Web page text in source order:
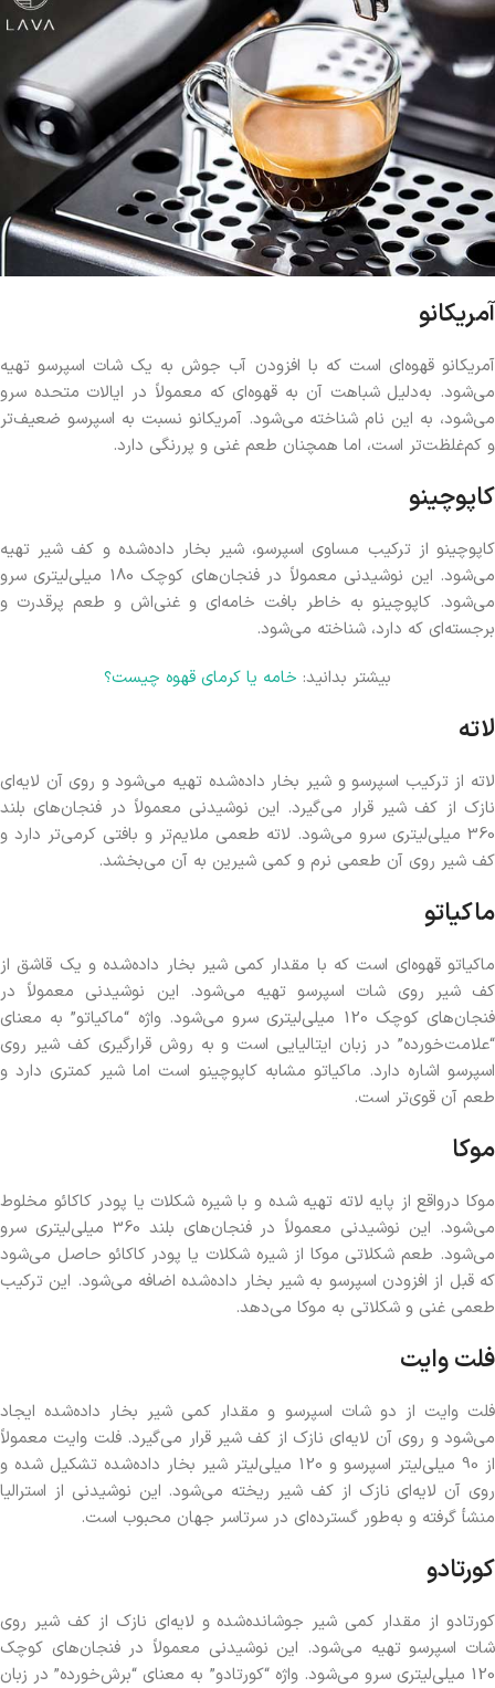
آمریکانو
آمریکانو قهوه‌ای است که با افزودن آب جوش به یک شات اسپرسو تهیه
می‌شود. به‌دلیل شباهت آن به قهوه‌ای که معمولاً در ایالات متحده سرو
می‌شود، به این نام شناخته می‌شود. آمریکانو نسبت به اسپرسو ضعیف‌تر
و کم‌غلظت‌تر است، اما همچنان طعم غنی و پررنگی دارد.
کاپوچینو
کاپوچینو از ترکیب مساوی اسپرسو، شیر بخار داده‌شده و کف شیر تهیه
می‌شود. این نوشیدنی معمولاً در فنجان‌های کوچک 180 میلی‌لیتری سرو
می‌شود. کاپوچینو به خاطر بافت خامه‌ای و غنی‌اش و طعم پرقدرت و
برجسته‌ای که دارد، شناخته می‌شود.
بیشتر بدانید: خامه یا کرمای قهوه چیست؟
لاته
لاته از ترکیب اسپرسو و شیر بخار داده‌شده تهیه می‌شود و روی آن لایه‌ای
نازک از کف شیر قرار می‌گیرد. این نوشیدنی معمولاً در فنجان‌های بلند
360 میلی‌لیتری سرو می‌شود. لاته طعمی ملایم‌تر و بافتی کرمی‌تر دارد و
کف شیر روی آن طعمی نرم و کمی شیرین به آن می‌بخشد.
ماکیاتو
ماکیاتو قهوه‌ای است که با مقدار کمی شیر بخار داده‌شده و یک قاشق از
کف شیر روی شات اسپرسو تهیه می‌شود. این نوشیدنی معمولاً در
فنجان‌های کوچک 120 میلی‌لیتری سرو می‌شود. واژه “ماکیاتو” به معنای
“علامت‌خورده” در زبان ایتالیایی است و به روش قرارگیری کف شیر روی
اسپرسو اشاره دارد. ماکیاتو مشابه کاپوچینو است اما شیر کمتری دارد و
طعم آن قوی‌تر است.
موکا
موکا درواقع از پایه لاته تهیه شده و با شیره شکلات یا پودر کاکائو مخلوط
می‌شود. این نوشیدنی معمولاً در فنجان‌های بلند 360 میلی‌لیتری سرو
می‌شود. طعم شکلاتی موکا از شیره شکلات یا پودر کاکائو حاصل می‌شود
که قبل از افزودن اسپرسو به شیر بخار داده‌شده اضافه می‌شود. این ترکیب
طعمی غنی و شکلاتی به موکا می‌دهد.
فلت وایت
فلت وایت از دو شات اسپرسو و مقدار کمی شیر بخار داده‌شده ایجاد
می‌شود و روی آن لایه‌ای نازک از کف شیر قرار می‌گیرد. فلت وایت معمولاً
از 90 میلی‌لیتر اسپرسو و 120 میلی‌لیتر شیر بخار داده‌شده تشکیل شده و
روی آن لایه‌ای نازک از کف شیر ریخته می‌شود. این نوشیدنی از استرالیا
منشأ گرفته و به‌طور گسترده‌ای در سرتاسر جهان محبوب است.
کورتادو
کورتادو از مقدار کمی شیر جوشانده‌شده و لایه‌ای نازک از کف شیر روی
شات اسپرسو تهیه می‌شود. این نوشیدنی معمولاً در فنجان‌های کوچک
120 میلی‌لیتری سرو می‌شود. واژه “کورتادو” به معنای “برش‌خورده” در زبان